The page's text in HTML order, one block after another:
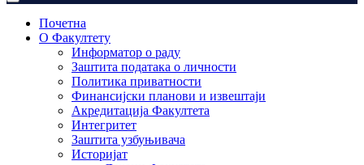
Почетна
О Факултету
Информатор о раду
Заштита података о личности
Политика приватности
Финансијски планови и извештаји
Акредитација Факултета
Интегритет
Заштита узбуњивача
Историјат